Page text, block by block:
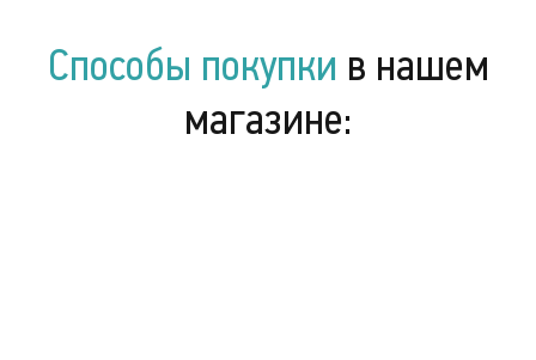
Способы покупки в нашем
магазине: